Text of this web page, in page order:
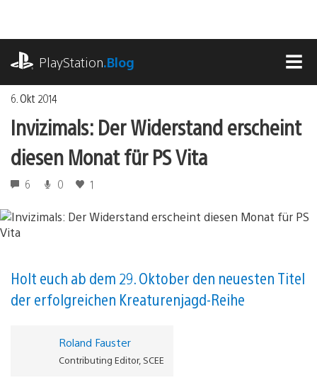
springen
PlayStation.Blog
6. Okt 2014
Invizimals: Der Widerstand erscheint
diesen Monat für PS Vita
6 0 1
Holt euch ab dem 29. Oktober den neuesten Titel
der erfolgreichen Kreaturenjagd-Reihe
Roland Fauster
Contributing Editor, SCEE